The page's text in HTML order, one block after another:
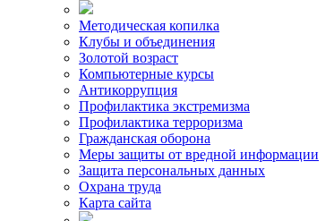
Методическая копилка
Клубы и объединения
Золотой возраст
Компьютерные курсы
Антикоррупция
Профилактика экстремизма
Профилактика терроризма
Гражданская оборона
Меры защиты от вредной информации
Защита персональных данных
Охрана труда
Карта сайта